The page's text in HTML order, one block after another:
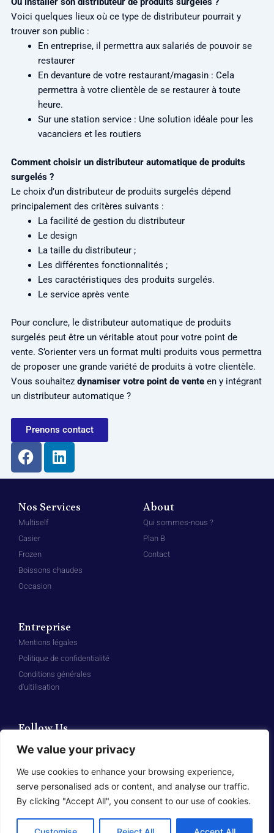
We value your privacy
We use cookies to enhance your browsing experience,
serve personalised ads or content, and analyse our traffic.
By clicking "Accept All", you consent to our use of cookies.
Voici quelques lieux où ce type de distributeur pourrait y
trouver son public :
En entreprise, il permettra aux salariés de pouvoir se
restaurer
En devanture de votre restaurant/magasin : Cela
permettra à votre clientèle de se restaurer à toute
heure.
Sur une station service : Une solution idéale pour les
vacanciers et les routiers
Comment choisir un distributeur automatique de produits
surgelés ?
Le choix d’un distributeur de produits surgelés dépend
principalement des critères suivants :
La facilité de gestion du distributeur
Le design
La taille du distributeur ;
Les différentes fonctionnalités ;
Les caractéristiques des produits surgelés.
Le service après vente
Pour conclure, le distributeur automatique de produits
surgelés peut être un véritable atout pour votre point de
vente. S’orienter vers un format multi produits vous permettra
de proposer une grande variété de produits à votre clientèle.
Vous souhaitez dynamiser votre point de venteen y intégrant
un distributeur automatique ?
Prenons contact
F
a
c
b
o
o
k
L
i
n
e
Nos Services
Multiself
Casier
Frozen
Boissons chaudes
Occasion
About
Qui sommes-nous ?
Plan B
Contact
Entreprise
Mentions légales
Politique de confidentialité
Conditions générales
d'ultilisation
Follow Us
a
c
b
o
o
k
f
i
e
d
i
n
© 2025 Bleutec System | All rights reserved
Made with
by Elementor​​